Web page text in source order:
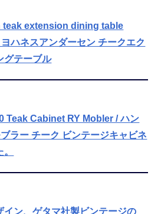
extension dining table
ハネスアンダーセン チークエク
グテーブル
Teak Cabinet RY Mobler / ハン
ラー チーク ビンテージキャビネ
イン、ゲタマ社製ビンテージの